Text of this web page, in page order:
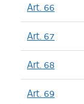
Art. 66
Art. 67
Art. 68
Art. 69